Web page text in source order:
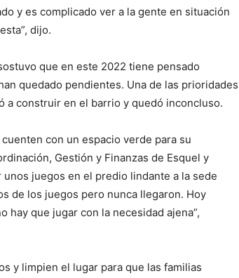
y es complicado ver a la gente en situación
dijo.
que en este 2022 tiene pensado
quedado pendientes. Una de las prioridades
a construir en el barrio y quedó inconcluso.
con un espacio verde para su
Gestión y Finanzas de Esquel y
juegos en el predio lindante a la sede
de los juegos pero nunca llegaron. Hoy
hay que jugar con la necesidad ajena”,
y limpien el lugar para que las familias